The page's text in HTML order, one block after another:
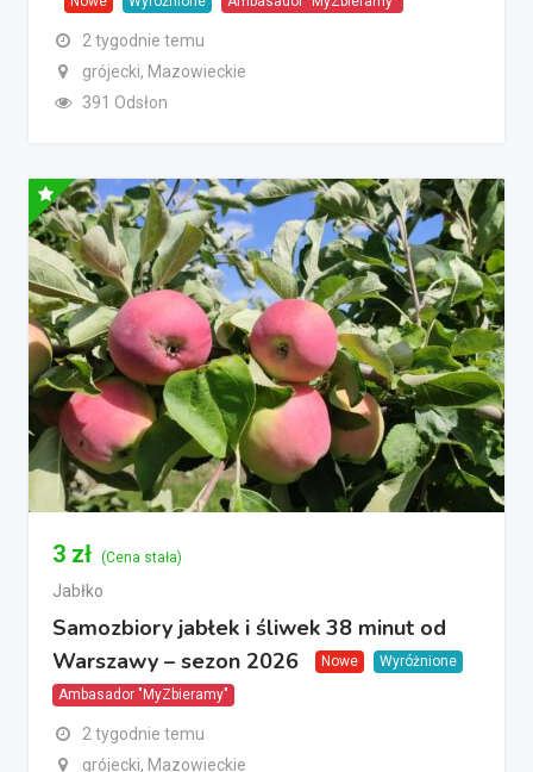
2 tygodnie temu
grójecki, Mazowieckie
391 Odsłon
3 zł (Cena stała)
Jabłko
Samozbiory jabłek i śliwek 38 minut od
Warszawy – sezon 2026
Nowe
Wyróżnione
Ambasador "MyZbieramy"
2 tygodnie temu
grójecki, Mazowieckie